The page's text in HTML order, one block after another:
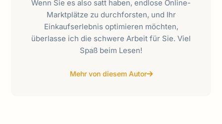
Wenn Sie es also satt haben, endlose Online-
Marktplätze zu durchforsten, und Ihr
Einkaufserlebnis optimieren möchten,
überlasse ich die schwere Arbeit für Sie. Viel
Spaß beim Lesen!
Mehr von diesem Autor